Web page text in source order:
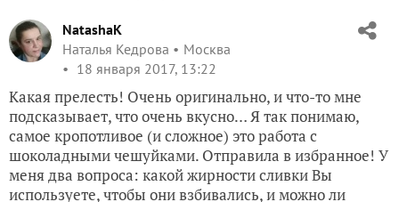
NatashaK
Наталья Кедрова
Москва
18 января 2017, 13:22
Какая прелесть! Очень оригинально, и что-то мне
подсказывает, что очень вкусно… Я так понимаю,
самое кропотливое (и сложное) это работа с
шоколадными чешуйками. Отправила в избранное! У
меня два вопроса: какой жирности сливки Вы
используете, чтобы они взбивались, и можно ли